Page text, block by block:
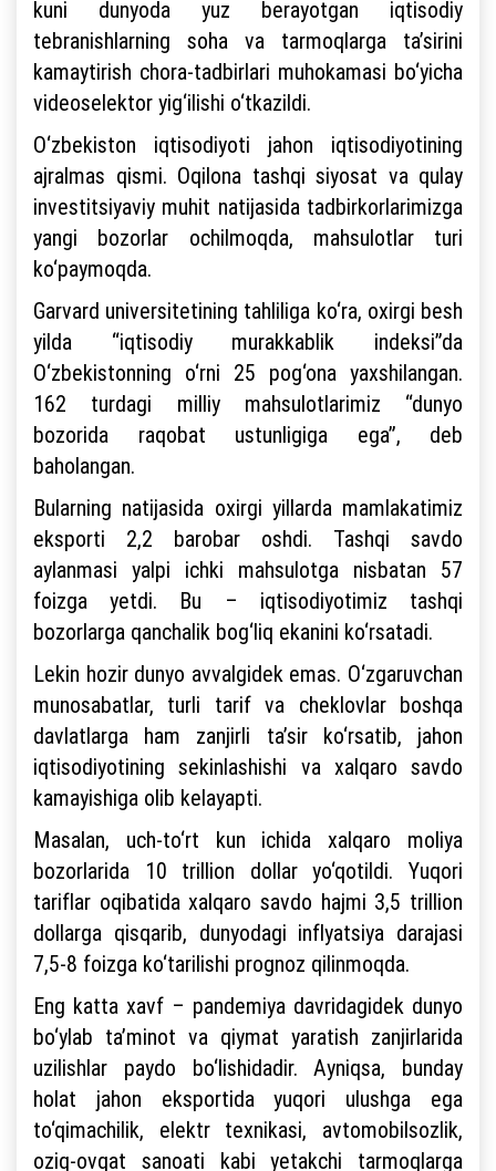
kuni dunyoda yuz berayotgan iqtisodiy
tebranishlarning soha va tarmoqlarga ta’sirini
kamaytirish chora-tadbirlari muhokamasi bo‘yicha
videoselektor yig‘ilishi o‘tkazildi.
O‘zbekiston iqtisodiyoti jahon iqtisodiyotining
ajralmas qismi. Oqilona tashqi siyosat va qulay
investitsiyaviy muhit natijasida tadbirkorlarimizga
yangi bozorlar ochilmoqda, mahsulotlar turi
ko‘paymoqda.
Garvard universitetining tahliliga ko‘ra, oxirgi besh
yilda “iqtisodiy murakkablik indeksi”da
O‘zbekistonning o‘rni 25 pog‘ona yaxshilangan.
162 turdagi milliy mahsulotlarimiz “dunyo
bozorida raqobat ustunligiga ega”, deb
baholangan.
Bularning natijasida oxirgi yillarda mamlakatimiz
eksporti 2,2 barobar oshdi. Tashqi savdo
aylanmasi yalpi ichki mahsulotga nisbatan 57
foizga yetdi. Bu – iqtisodiyotimiz tashqi
bozorlarga qanchalik bog‘liq ekanini ko‘rsatadi.
Lekin hozir dunyo avvalgidek emas. O‘zgaruvchan
munosabatlar, turli tarif va cheklovlar boshqa
davlatlarga ham zanjirli ta’sir ko‘rsatib, jahon
iqtisodiyotining sekinlashishi va xalqaro savdo
kamayishiga olib kelayapti.
Masalan, uch-to‘rt kun ichida xalqaro moliya
bozorlarida 10 trillion dollar yo‘qotildi. Yuqori
tariflar oqibatida xalqaro savdo hajmi 3,5 trillion
dollarga qisqarib, dunyodagi inflyatsiya darajasi
7,5-8 foizga ko‘tarilishi prognoz qilinmoqda.
Eng katta xavf – pandemiya davridagidek dunyo
bo‘ylab ta’minot va qiymat yaratish zanjirlarida
uzilishlar paydo bo‘lishidadir. Ayniqsa, bunday
holat jahon eksportida yuqori ulushga ega
to‘qimachilik, elektr texnikasi, avtomobilsozlik,
oziq-ovqat sanoati kabi yetakchi tarmoqlarga